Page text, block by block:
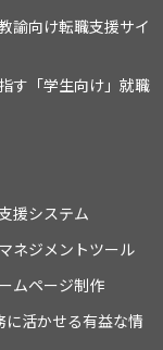
諭向け転職支援サイ
す「学生向け」就職
援システム
ネジメントツール
ムページ制作
に活かせる有益な情